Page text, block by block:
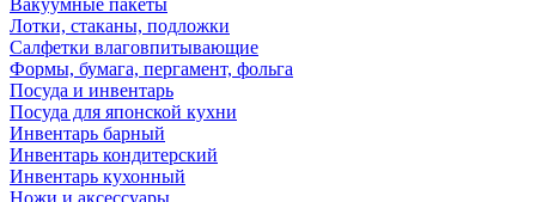
Вакуумные пакеты
Лотки, стаканы, подложки
Салфетки влаговпитывающие
Формы, бумага, пергамент, фольга
Посуда и инвентарь
Посуда для японской кухни
Инвентарь барный
Инвентарь кондитерский
Инвентарь кухонный
Ножи и аксессуары